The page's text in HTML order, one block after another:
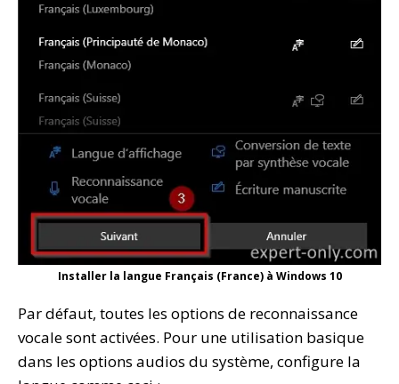
Installer la langue Français (France) à Windows 10
Par défaut, toutes les options de reconnaissance
vocale sont activées. Pour une utilisation basique
dans les options audios du système, configure la